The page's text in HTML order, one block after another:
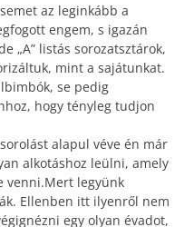
az leginkább a
engem, s igazán
„A” listás sorozatsztárok,
mint a sajátunkat.
se pedig
hogy tényleg tudjon
alapul véve én már
alkotáshoz leülni, amely
venni.Mert legyünk
Ellenben itt ilyenről nem
egy olyan évadot,